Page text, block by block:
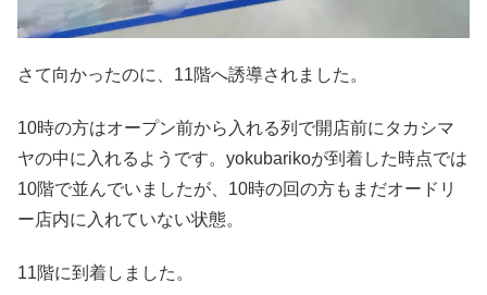
さて向かったのに、11階へ誘導されました。
10時の方はオープン前から入れる列で開店前にタカシマ
ヤの中に入れるようです。yokubarikoが到着した時点では
10階で並んでいましたが、10時の回の方もまだオードリ
ー店内に入れていない状態。
11階に到着しました。